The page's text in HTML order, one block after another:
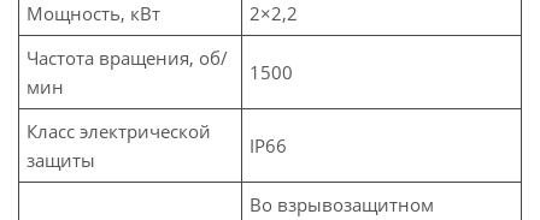
Мощность, кВт
2×2,2
Частота вращения, об/
мин
1500
Класс электрической
защиты
IP66
Во взрывозащитном